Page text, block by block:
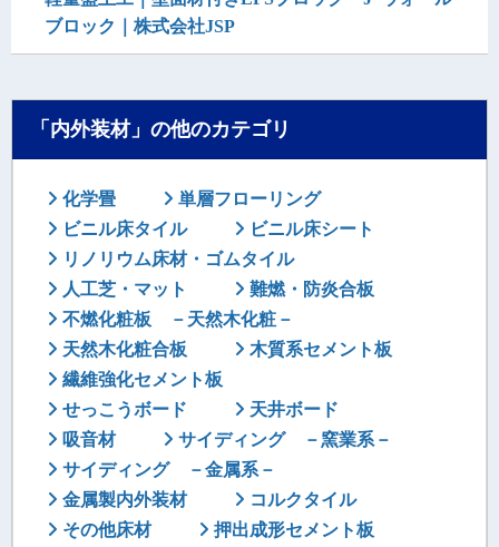
ブロック｜株式会社JSP
「内外装材」の他のカテゴリ
化学畳
単層フローリング
ビニル床タイル
ビニル床シート
リノリウム床材・ゴムタイル
人工芝・マット
難燃・防炎合板
不燃化粧板 －天然木化粧－
天然木化粧合板
木質系セメント板
繊維強化セメント板
せっこうボード
天井ボード
吸音材
サイディング －窯業系－
サイディング －金属系－
金属製内外装材
コルクタイル
その他床材
押出成形セメント板